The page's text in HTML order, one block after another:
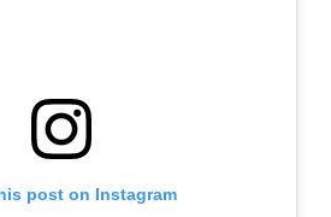
post on Instagram